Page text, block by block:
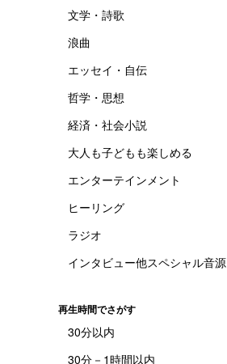
文学・詩歌
浪曲
エッセイ・自伝
哲学・思想
経済・社会小説
大人も子どもも楽しめる
エンターテインメント
ヒーリング
ラジオ
インタビュー他スペシャル音源
再生時間でさがす
30分以内
30分－1時間以内